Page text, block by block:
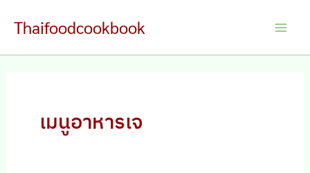
Thaifoodcookbook
เมนูอาหารเจ